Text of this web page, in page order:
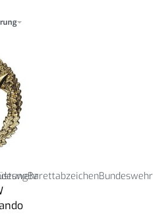
BarettabzeichenBundeswehr